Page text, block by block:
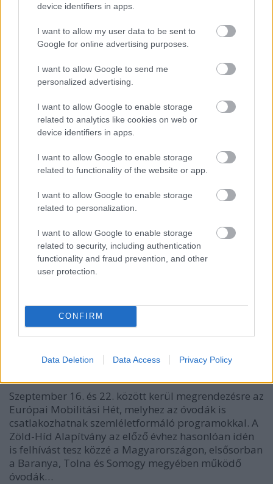
device identifiers in apps.
I want to allow my user data to be sent to
Google for online advertising purposes.
I want to allow Google to send me
personalized advertising.
I want to allow Google to enable storage
related to analytics like cookies on web or
device identifiers in apps.
I want to allow Google to enable storage
related to functionality of the website or app.
I want to allow Google to enable storage
related to personalization.
I want to allow Google to enable storage
related to security, including authentication
functionality and fraud prevention, and other
user protection.
CONFIRM
Data Deletion Data Access Privacy Policy
Idén szeptember 16. és 22. között huszonharmadik
alkalommal rendezik meg az Európai Mobilitási
Hetet, amelynek célja, a környezetbarát és
fenntartható városi közlekedés népszerűsítése.
Európa legnagyobb közlekedési-környezetvédelmi
kampánya évről évre egyre népszerűbb
Magyarországon. A társadalom…
"Így kapcsolódunk az Európai
Mobilitási Héthez" 2023 - felhívás és
Borsós Zsófia• 2023. szeptember 19.
Szeptember 16. és 22. között kerül megrendezésre az
Európai Mobilitási Hét, melyhez az óvodák is
csatlakozhatnak szemléletformáló programokkal. A
Zöld-Híd Alapítvány az előző évhez hasonlóan idén
is felhívást tesz közzé a Magyarországon, elsősorban
a Baranya, Tolna és Somogy megyében működő
óvodák…